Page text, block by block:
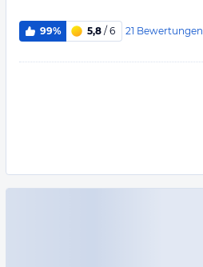
99% 5,8 / 6 21 Bewertungen